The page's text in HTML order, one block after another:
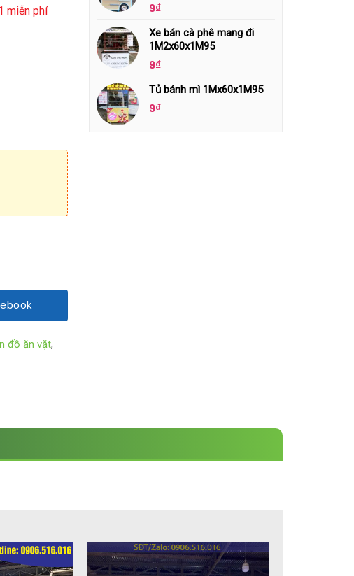
miễn phí
đồ ăn vặt,
9₫
Xe bán cà phê mang đi
1M2x60x1M95
9₫
Tủ bánh mì 1Mx60x1M95
9₫